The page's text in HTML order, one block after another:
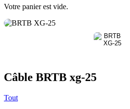
Votre panier est vide.
Câble BRTB xg-25
Tout